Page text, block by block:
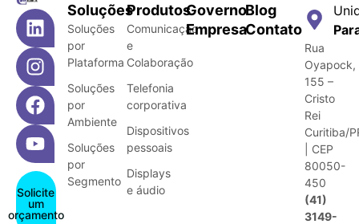
Solicite
um
orçamento
Soluções
Soluções
por
Plataforma
Soluções
por
Ambiente
Soluções
por
Segmento
Produtos
Comunicação
e
Colaboração
Telefonia
corporativa
Dispositivos
pessoais
Displays
e áudio
Governo
Empresa
Blog
Contato
Rua
Oyapock,
155 –
Cristo
Rei
Curitiba/
| CEP
80050-
450
(41)
3149-